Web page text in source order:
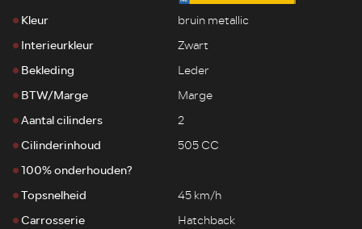
Kleur
bruin metallic
Interieurkleur
Zwart
Bekleding
Leder
BTW/Marge
Marge
Aantal cilinders
2
Cilinderinhoud
505 CC
100% onderhouden?
Topsnelheid
45 km/h
Carrosserie
Hatchback